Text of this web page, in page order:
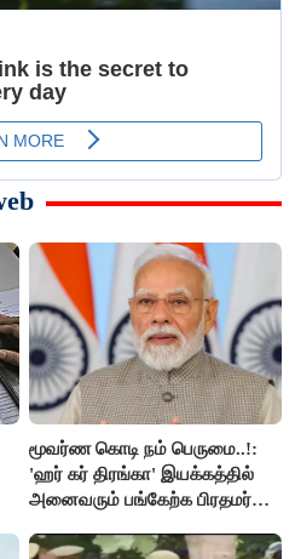
மூவர்ண கொடி நம் பெருமை..!:
'ஹர் கர் திரங்கா' இயக்கத்தில்
அனைவரும் பங்கேற்க பிரதமர்